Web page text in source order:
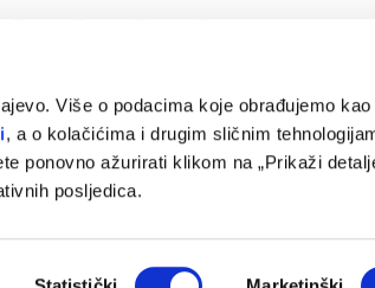
Više o podacima koje obrađujemo
, a o kolačićima i drugim sličnim
ponovno ažurirati klikom na „Prikaži
posljedica.
POLITIKA PRIVATNOSTI